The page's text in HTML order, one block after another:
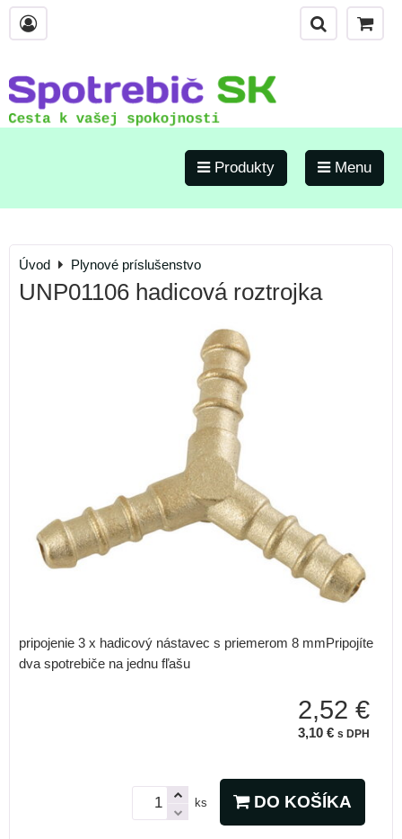
Produkty Menu
Úvod Plynové príslušenstvo
UNP01106 hadicová roztrojka
pripojenie 3 x hadicový nástavec s priemerom 8 mmPripojíte
dva spotrebiče na jednu fľašu
2,52 €
3,10 € s DPH
ks DO KOŠÍKA